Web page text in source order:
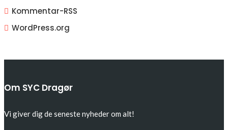
Kommentar-RSS
WordPress.org
Om SYC Dragør
Vi giver dig de seneste nyheder om alt!